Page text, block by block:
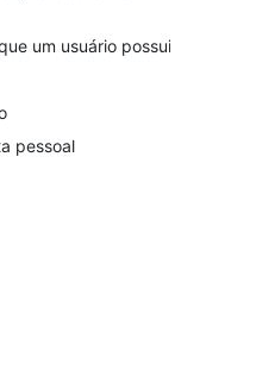
um usuário possui
pessoal